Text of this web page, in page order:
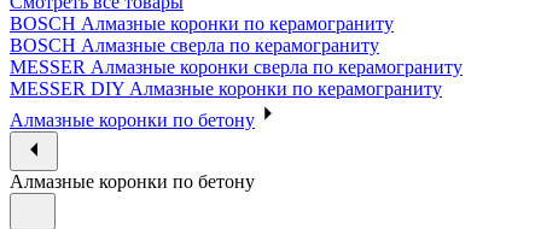
BOSCH Алмазные коронки по керамограниту
BOSCH Алмазные сверла по керамограниту
MESSER Алмазные коронки сверла по керамограниту
MESSER DIY Алмазные коронки по керамограниту
Алмазные коронки по бетону
Алмазные коронки по бетону